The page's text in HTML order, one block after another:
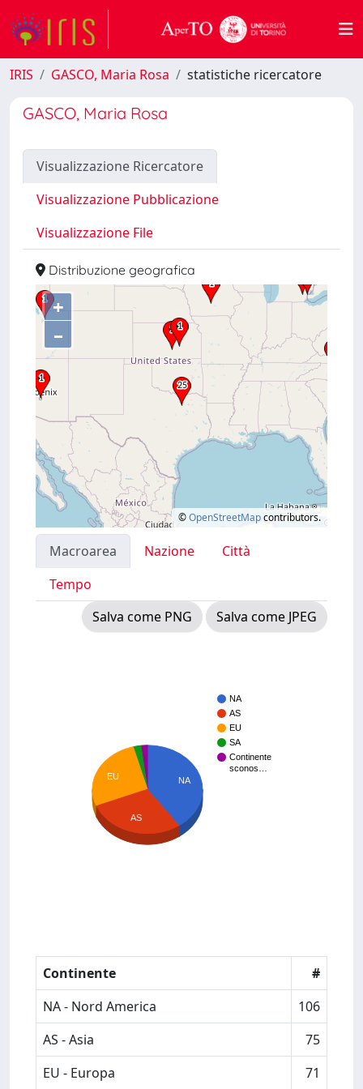
IRIS GASCO, Maria Rosa statistiche ricercatore
GASCO, Maria Rosa
Visualizzazione Ricercatore
Visualizzazione Pubblicazione
Visualizzazione File
Distribuzione geografica
+
–
©OpenStreetMapcontributors.
Macroarea Nazione
Città
Tempo
Salva come PNG
Salva come JPEG
NA
AS
EU
SA
Continente
sconos…
NA
EU
AS
Continente
#
NA - Nord America
106
AS - Asia
75
EU - Europa
71